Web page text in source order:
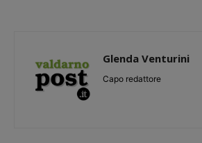
Glenda Venturini
Capo redattore